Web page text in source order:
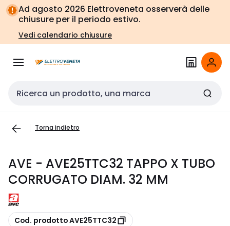
Vai alla
navigazione
Vai
alla
pagina
Ad agosto 2026 Elettroveneta osserverà delle
chiusure per il periodo estivo.
Vedi calendario chiusure
Cerca input
Torna indietro
AVE - AVE25TTC32 TAPPO X TUBO
CORRUGATO DIAM. 32 MM
copia
Cod. prodotto AVE25TTC32